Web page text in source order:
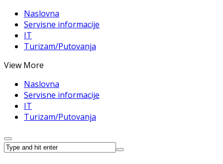
Naslovna
Servisne informacije
IT
Turizam/Putovanja
View More
Naslovna
Servisne informacije
IT
Turizam/Putovanja